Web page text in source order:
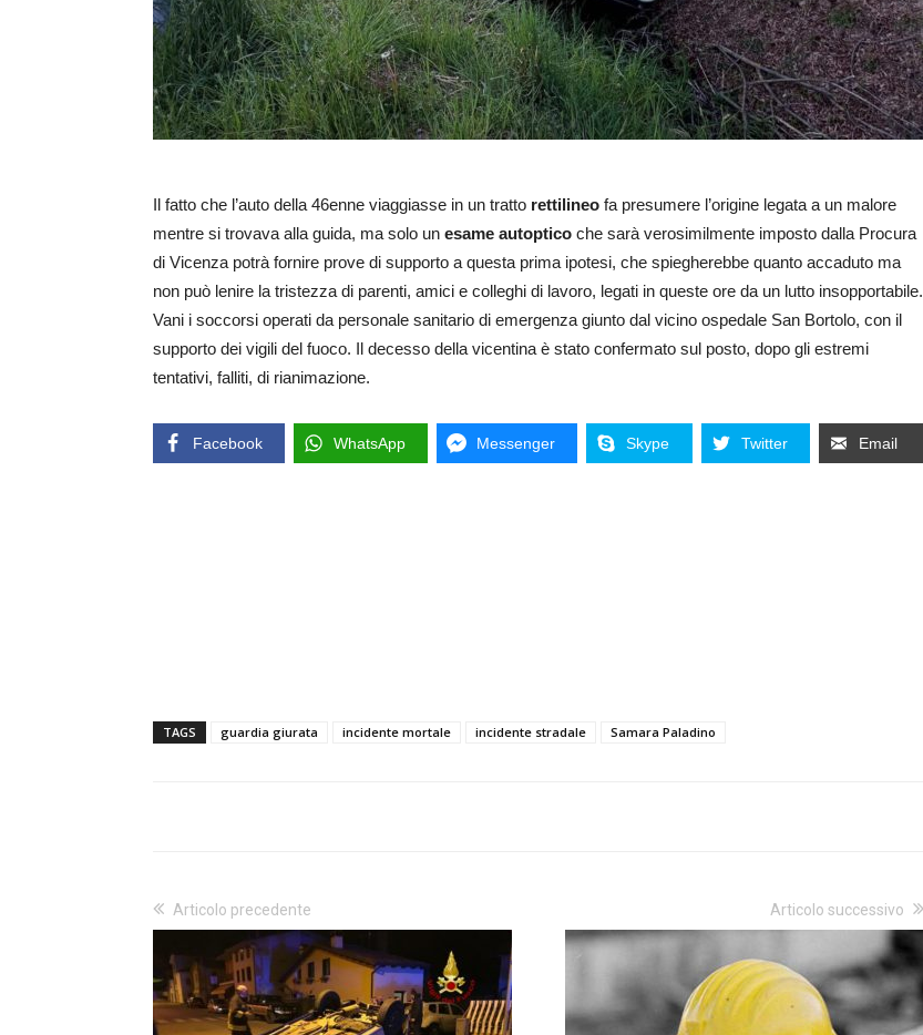
Il fatto che l’auto della 46enne viaggiasse in un tratto rettilineo fa presumere l’origine legata a un malore
mentre si trovava alla guida, ma solo un esame autoptico che sarà verosimilmente imposto dalla Procura
di Vicenza potrà fornire prove di supporto a questa prima ipotesi, che spiegherebbe quanto accaduto ma
non può lenire la tristezza di parenti, amici e colleghi di lavoro, legati in queste ore da un lutto insopportabile.
Vani i soccorsi operati da personale sanitario di emergenza giunto dal vicino ospedale San Bortolo, con il
supporto dei vigili del fuoco. Il decesso della vicentina è stato confermato sul posto, dopo gli estremi
tentativi, falliti, di rianimazione.
Facebook WhatsApp Messenger Skype Twitter Email
TAGS guardia giurata incidente mortale incidente stradale Samara Paladino
Articolo precedente Articolo successivo